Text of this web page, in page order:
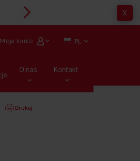
X
Moje konto PL
O nas Kontakt
Drukuj